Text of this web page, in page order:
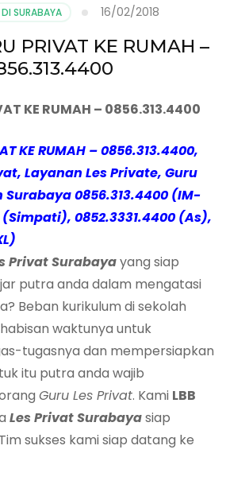
SURABAYA 16/02/2018
PRIVAT KE RUMAH –
KE RUMAH – 0856.313.4400
KE RUMAH – 0856.313.4400,
Layanan Les Private, Guru
Surabaya 0856.313.4400 (IM-
(Simpati), 0852.3331.4400 (As),
PrivatSurabayayang siap
putra anda dalam mengatasi
Beban kurikulum di sekolah
waktunya untuk
tugasnya dan mempersiapkan
itu putra anda wajib
Guru Les Privat. Kami LBB
Les PrivatSurabayasiap
sukses kami siap datang ke